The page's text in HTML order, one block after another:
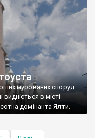
мурованих споруд
в місті
домінанта Ялти.